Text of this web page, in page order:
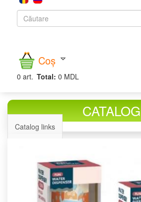
Formular
căutare
Coș
0 art. Total: 0 MDL
CATALOG
Catalog links